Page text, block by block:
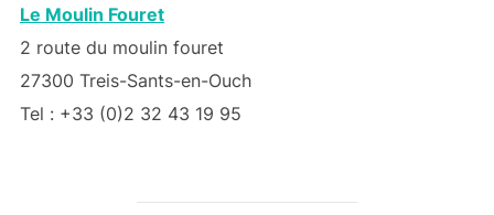
Le Moulin Fouret
2 route du moulin fouret
27300 Treis-Sants-en-Ouch
Tel : +33 (0)2 32 43 19 95